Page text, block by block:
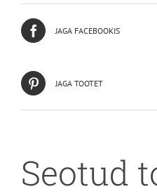
JAGA FACEBOOKIS
JAGA TOOTET
Seotud